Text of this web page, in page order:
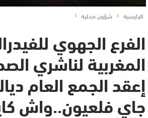
الرئيسية شؤون محلية
الفرع الجهوي
المغربية لناشري
إعقد الجمع العام
جاي فلعيون..واش